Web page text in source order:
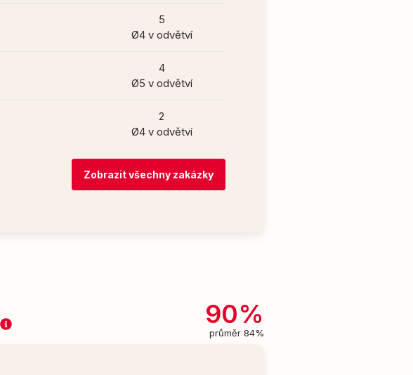
5
Ø4 v odvětví
4
Ø5 v odvětví
2
Ø4 v odvětví
Zobrazit všechny zakázky
90%
průměr 84%